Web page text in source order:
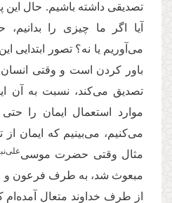
تصدیقی داشته باشیم. حال
آیا اگر ما چیزی را
می‌آوریم یا نه؟ تصور ابتدایی
باور کردن است و وقتی انسان
تصدیق می‌کند، نسبت به آن
موارد استعمال ایمان را
می‌کنیم، می‌بینیم که ایمان
مثال وقتی حضرت موسی‌
مبعوث شد، به طرف فرعون و
از طرف خداوند متعال